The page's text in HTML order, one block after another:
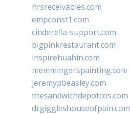
hrsreceivables.com
empconst1.com
cinderella-support.com
bigpinkrestaurant.com
inspirehuahin.com
memmingerspainting.com
jeremypbeasley.com
thesandwichdepotcos.com
drgiggleshouseofpain.com